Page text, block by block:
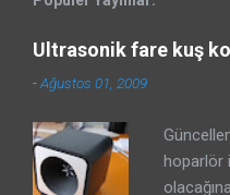
Ultrasonik fare kuş
-Ağustos 01, 2009
hoparlör